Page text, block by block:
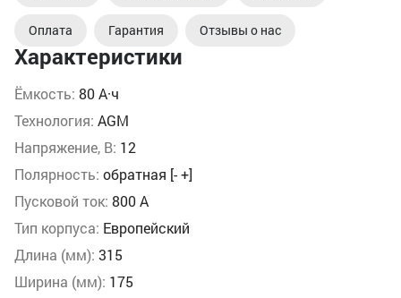
Характеристики
Ёмкость: 80 А·ч
Технология: AGM
Напряжение, В: 12
Полярность: обратная [- +]
Пусковой ток: 800 А
Тип корпуса: Европейский
Длина (мм): 315
Ширина (мм): 175
Оплата Гарантия Отзывы о нас